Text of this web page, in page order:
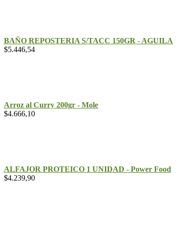
BAÑO REPOSTERIA S/TACC 150GR - AGUILA
$5.446,54
Arroz al Curry 200gr - Mole
$4.666,10
ALFAJOR PROTEICO 1 UNIDAD - Power Food
$4.239,90